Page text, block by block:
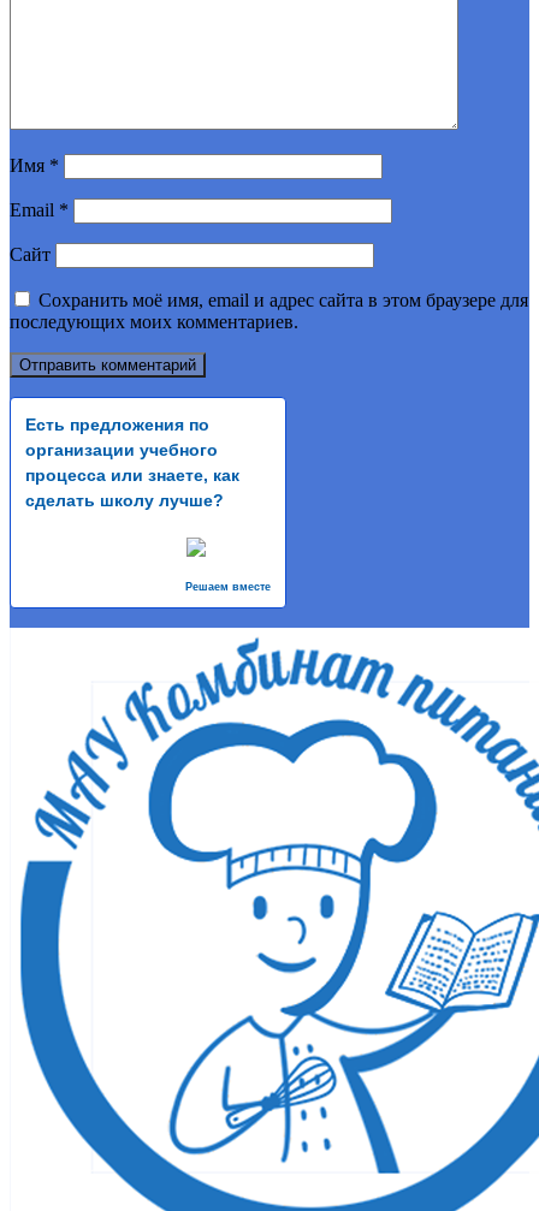
Имя *
Email *
Сайт
Сохранить моё имя, email и адрес сайта в этом браузере для
последующих моих комментариев.
Есть предложения по
организации учебного
процесса или знаете, как
сделать школу лучше?
Решаем вместе